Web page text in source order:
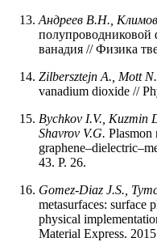
Андреев В.Н.,
полупроводниковой
ванадия // Физика
Zilbersztejn A., Mott
vanadium dioxide //
Bychkov I.V., Kuzmin
Shavrov V.G. Plasmon
43. P. 26.
Gomez-Diaz J.S.,
metasurfaces: surface
physical
Material Express.